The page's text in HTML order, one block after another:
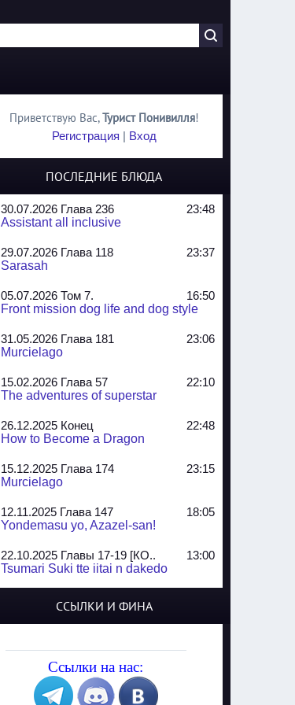
Приветствую Вас,Турист Понивилля!
Регистрация | Вход
ПОСЛЕДНИЕ БЛЮДА
30.07.2026 Глава 236
23:48
Assistant all inclusive
29.07.2026 Глава 118
23:37
Sarasah
05.07.2026 Том 7.
16:50
Front mission dog life and dog style
31.05.2026 Глава 181
23:06
Murcielago
15.02.2026 Глава 57
22:10
The adventures of superstar
26.12.2025 Конец
22:48
How to Become a Dragon
15.12.2025 Глава 174
23:15
Murcielago
12.11.2025 Глава 147
18:05
Yondemasu yo, Azazel-san!
22.10.2025 Главы 17-19 [КО..
13:00
Tsumari Suki tte iitai n dakedo
Jungle Juice
Yozakura Shijuusou
08.08.2025 Глава 50
A Compendium of Ghosts
ССЫЛКИ И ФИНА
Ссылки на нас: